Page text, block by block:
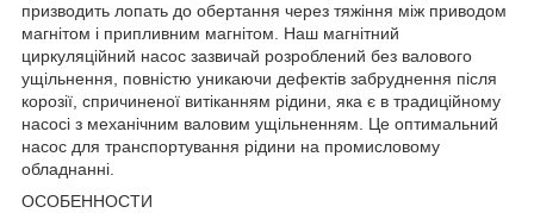
призводить лопать до обертання через тяжіння між приводом
магнітом і припливним магнітом. Наш магнітний
циркуляційний насос зазвичай розроблений без валового
ущільнення, повністю уникаючи дефектів забруднення після
корозії, спричиненої витіканням рідини, яка є в традиційному
насосі з механічним валовим ущільненням. Це оптимальний
насос для транспортування рідини на промисловому
обладнанні.
ОСОБЕННОСТИ